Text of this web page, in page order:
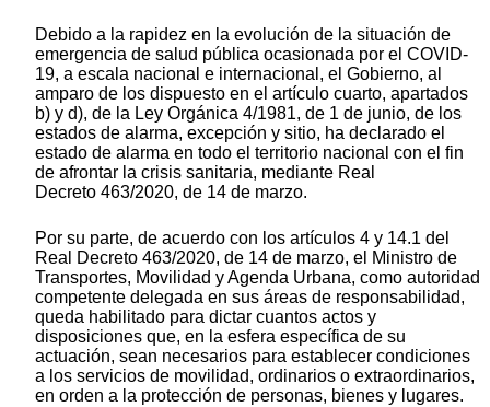
Debido a la rapidez en la evolución de la situación de
emergencia de salud pública ocasionada por el COVID-
19, a escala nacional e internacional, el Gobierno, al
amparo de los dispuesto en el artículo cuarto, apartados
b) y d), de la Ley Orgánica 4/1981, de 1 de junio, de los
estados de alarma, excepción y sitio, ha declarado el
estado de alarma en todo el territorio nacional con el fin
de afrontar la crisis sanitaria, mediante Real
Decreto 463/2020, de 14 de marzo.
Por su parte, de acuerdo con los artículos 4 y 14.1 del
Real Decreto 463/2020, de 14 de marzo, el Ministro de
Transportes, Movilidad y Agenda Urbana, como autoridad
competente delegada en sus áreas de responsabilidad,
queda habilitado para dictar cuantos actos y
disposiciones que, en la esfera específica de su
actuación, sean necesarios para establecer condiciones
a los servicios de movilidad, ordinarios o extraordinarios,
en orden a la protección de personas, bienes y lugares.